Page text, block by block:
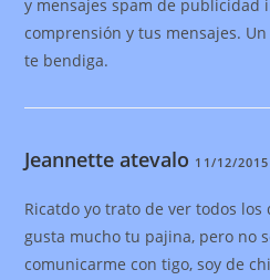
y mensajes spam de publicidad
comprensión y tus mensajes.
te bendiga.
Jeannette atevalo 11/12/2015
Ricatdo yo trato de ver todos
gusta mucho tu pajina, pero no
comunicarme con tigo, soy de